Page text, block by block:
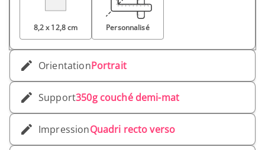
8,2 x 12,8 cm Personnalisé
OrientationPortrait
Support350g couché demi-mat
ImpressionQuadri recto verso